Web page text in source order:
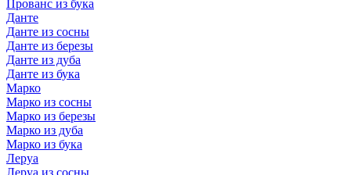
Прованс из бука
Данте
Данте из сосны
Данте из березы
Данте из дуба
Данте из бука
Марко
Марко из сосны
Марко из березы
Марко из дуба
Марко из бука
Леруа
Леруа из сосны